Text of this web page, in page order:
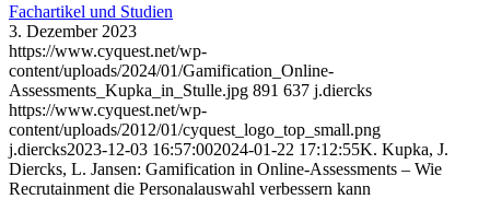
Fachartikel und Studien
3. Dezember 2023
https://www.cyquest.net/wp-
content/uploads/2024/01/Gamification_Online-
Assessments_Kupka_in_Stulle.jpg 891 637 j.diercks
https://www.cyquest.net/wp-
content/uploads/2012/01/cyquest_logo_top_small.png
j.diercks2023-12-03 16:57:002024-01-22 17:12:55K. Kupka, J.
Diercks, L. Jansen: Gamification in Online-Assessments – Wie
Recrutainment die Personalauswahl verbessern kann